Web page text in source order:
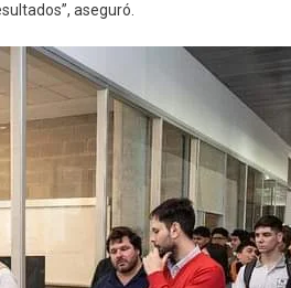
aseguró.